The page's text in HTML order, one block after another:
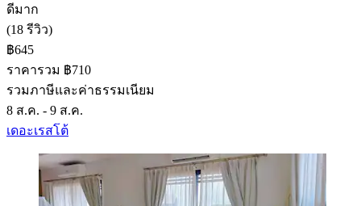
ดีมาก
(18 รีวิว)
฿645
ราคารวม ฿710
รวมภาษีและค่าธรรมเนียม
8 ส.ค. - 9 ส.ค.
เดอะเรสโต้